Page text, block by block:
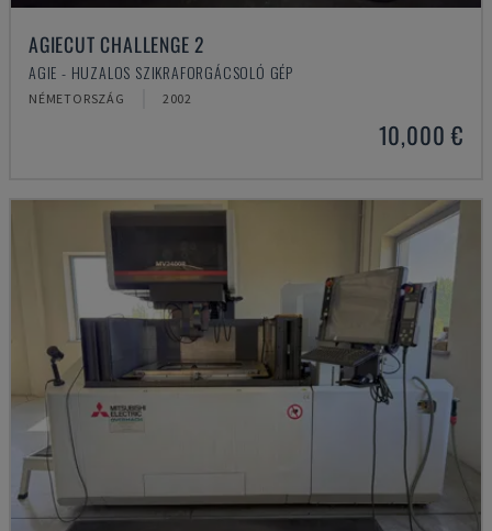
AGIECUT CHALLENGE 2
AGIE - HUZALOS SZIKRAFORGÁCSOLÓ GÉP
NÉMETORSZÁG 2002
10,000 €